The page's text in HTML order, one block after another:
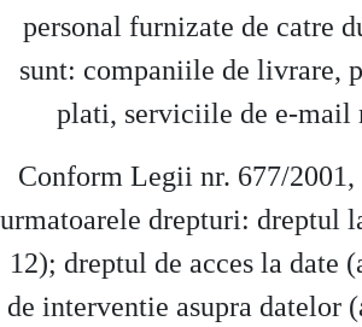
personal furnizate de catre
sunt: companiile de livrare,
plati, serviciile de e-mail
Conform Legii nr. 677/
urmatoarele drepturi: dreptul
12); dreptul de acces la date
de interventie asupra datelor